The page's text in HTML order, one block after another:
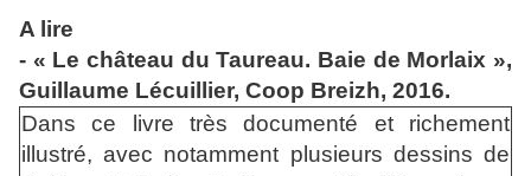
A lire
- « Le château du Taureau. Baie de Morlaix »,
Guillaume Lécuillier, Coop Breizh, 2016.
Dans ce livre très documenté et richement
illustré, avec notamment plusieurs dessins de